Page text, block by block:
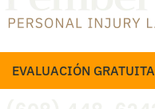
EVALUACIÓN GRATUITA